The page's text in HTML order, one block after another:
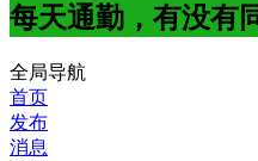
每天通勤，有没有
全局导航
首页
发布
消息